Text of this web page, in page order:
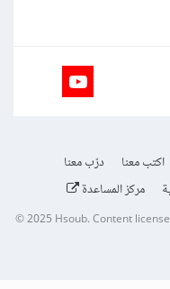
اكتب معنا
درّب معنا
مركز المساعدة
© 2025Hsoub.Content